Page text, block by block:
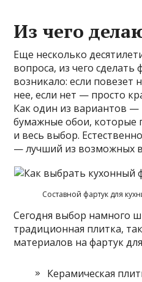
Из чего
Еще несколько
вопроса, из чего сделать
возникало: если повезет
нее, если нет — просто
Как один из вариантов
бумажные обои, которые
и весь выбор.
— лучший из возможных
Составной фартук для
Сегодня выбор намного
традиционная плитка,
материалов на фартук
Керамическая